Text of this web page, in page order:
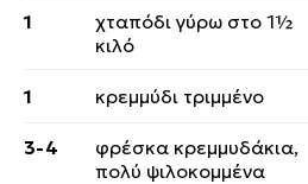
1
χταπόδι γύρω στο 1½
κιλό
1 κρεμμύδι τριμμένο
3-4
φρέσκα κρεμμυδάκια,
πολύ ψιλοκομμένα